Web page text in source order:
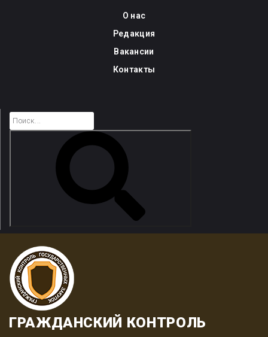
О нас
Редакция
Вакансии
Контакты
ГРАЖДАНСКИЙ КОНТРОЛЬ